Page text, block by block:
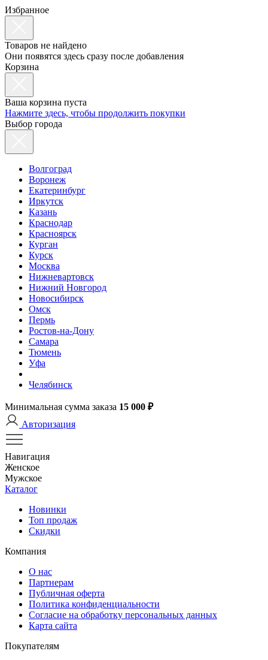
Избранное
Товаров не найдено
Они появятся здесь сразу после добавления
Корзина
Ваша корзина пуста
Нажмите здесь, чтобы продолжить покупки
Выбор города
Волгоград
Воронеж
Екатеринбург
Иркутск
Казань
Краснодар
Красноярск
Курган
Курск
Москва
Нижневартовск
Нижний Новгород
Новосибирск
Омск
Пермь
Ростов-на-Дону
Самара
Тюмень
Уфа
Челябинск
Минимальная сумма заказа 15 000 ₽
Авторизация
Навигация
Женское
Мужское
Каталог
Новинки
Топ продаж
Скидки
Компания
О нас
Партнерам
Публичная оферта
Политика конфиденциальности
Согласие на обработку персональных данных
Карта сайта
Покупателям